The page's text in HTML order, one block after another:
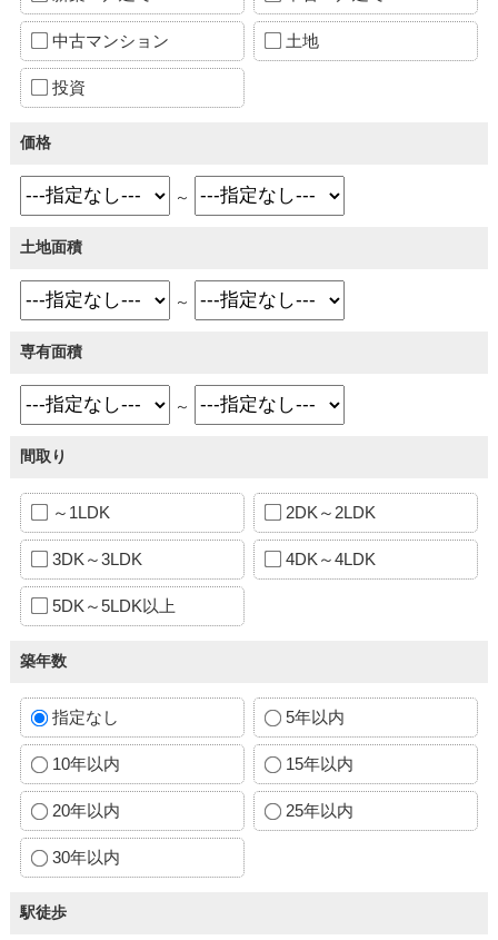
中古マンション 土地
投資
価格
～
土地面積
～
専有面積
～
間取り
～1LDK 2DK～2LDK
3DK～3LDK 4DK～4LDK
5DK～5LDK以上
築年数
指定なし 5年以内
10年以内 15年以内
20年以内 25年以内
30年以内
駅徒歩